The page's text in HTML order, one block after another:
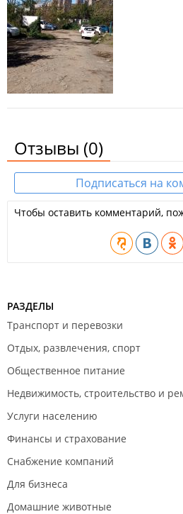
Отзывы (0)
Подписаться на
Чтобы оставить комментарий,
РАЗДЕЛЫ
Транспорт и перевозки
Отдых, развлечения, спорт
Общественное питание
Недвижимость, строительство и
Услуги населению
Финансы и страхование
Снабжение компаний
Для бизнеса
Домашние животные